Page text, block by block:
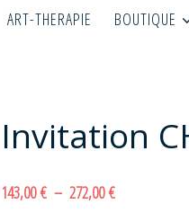
ART-THERAPIE BOUTIQUE
Invitation
143,00€ – 272,00€Plage de prix